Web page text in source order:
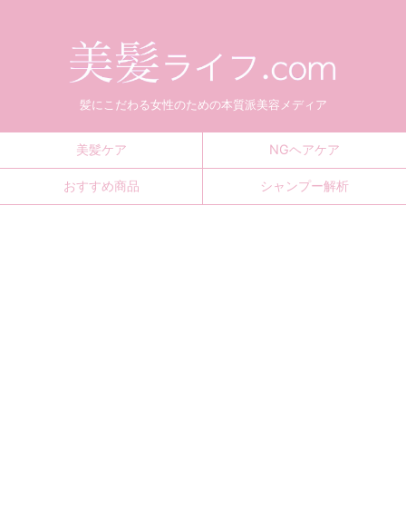
髪にこだわる女性のための本質派美容メディア
美髪ケア NGヘアケア
おすすめ商品 シャンプー解析